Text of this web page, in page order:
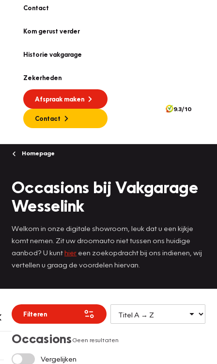
Contact
Kom gerust verder
Historie vakgarage
Zekerheden
Afspraak maken
Contact
9.3/10
Homepage
Occasions bij Vakgarage
Wesselink
Welkom in onze digitale showroom, leuk dat u een kijkje
komt nemen. Zit uw droomauto niet tussen ons huidige
aanbod? U kunthier een zoekopdracht bij ons indienen, wij
vertellen u graag de voordelen hiervan.
Filteren
OccasionsGeen resultaten
Vergelijken